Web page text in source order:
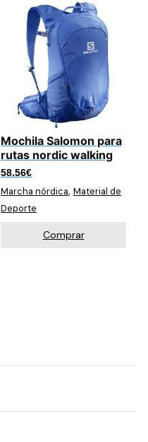
Mochila Salomon para
rutas nordic walking
58.56€
Marcha nórdica, Material de
Deporte
Comprar